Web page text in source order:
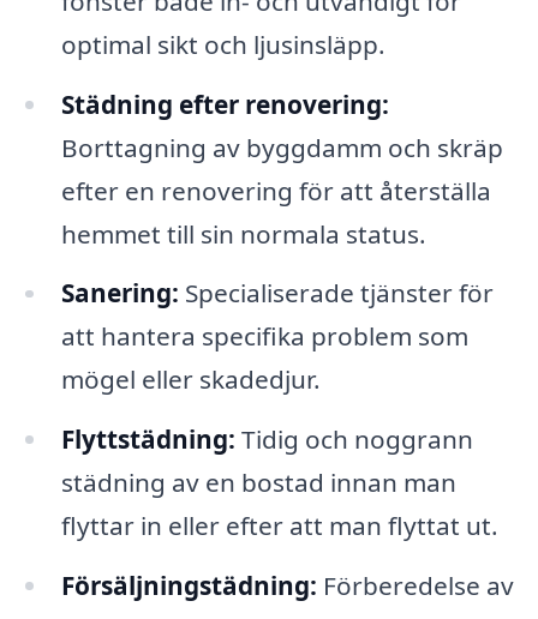
optimal sikt och ljusinsläpp.
Städning efter renovering:
Borttagning av byggdamm och skräp
efter en renovering för att återställa
hemmet till sin normala status.
Sanering: Specialiserade tjänster för
att hantera specifika problem som
mögel eller skadedjur.
Flyttstädning: Tidig och noggrann
städning av en bostad innan man
flyttar in eller efter att man flyttat ut.
Försäljningstädning: Förberedelse av